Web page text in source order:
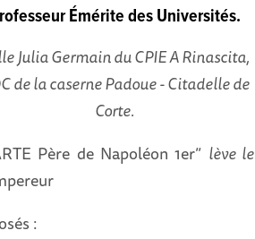
Émérite des Universités.
Julia Germain du CPIE A Rinascita,
de la caserne Padoue - Citadelle de
Corte.
Père de Napoléon 1er” lève le
: